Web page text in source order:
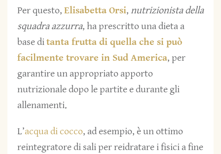
Per questo, Elisabetta Orsi, nutrizionista della
squadra azzurra, ha prescritto una dieta a
base ditanta frutta di quella che si può
facilmente trovare in Sud America, per
garantire un appropriato apporto
nutrizionale dopo le partite e durante gli
allenamenti.
L’acqua di cocco, ad esempio, è un ottimo
reintegratore di sali per reidratare i fisici a fine